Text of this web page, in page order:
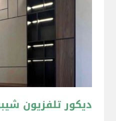
ديكور تلفزيون